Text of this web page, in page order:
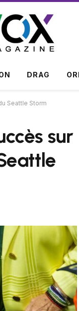
DRAG
Seattle Storm
sur